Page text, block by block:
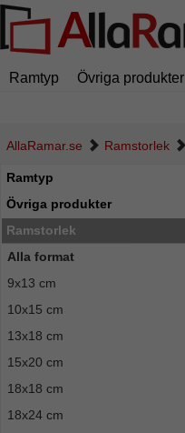
Ramtyp Övriga produkter
AllaRamar.se Ramstorlek
Ramtyp
Övriga produkter
Ramstorlek
Alla format
9x13 cm
10x15 cm
13x18 cm
15x20 cm
18x18 cm
18x24 cm